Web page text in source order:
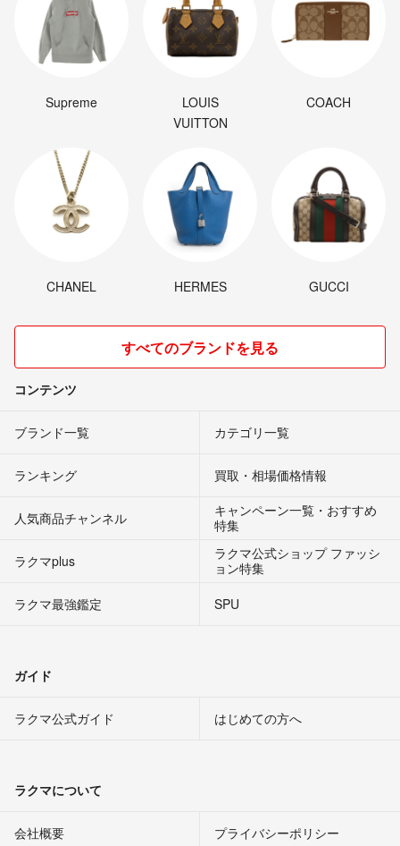
Supreme
LOUIS
VUITTON
COACH
CHANEL HERMES GUCCI
すべてのブランドを見る
コンテンツ
ブランド一覧 カテゴリ一覧
ランキング 買取・相場価格情報
人気商品チャンネル
キャンペーン一覧・おすすめ
特集
ラクマplus
ラクマ公式ショップ ファッシ
ョン特集
ラクマ最強鑑定
SPU
ガイド
ラクマ公式ガイド はじめての方へ
ラクマについて
会社概要 プライバシーポリシー